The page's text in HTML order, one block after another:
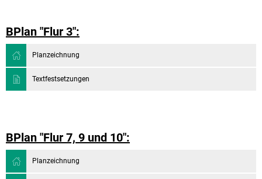
BPlan "Flur 3":
Planzeichnung
Textfestsetzungen
BPlan "Flur 7, 9 und 10":
Planzeichnung